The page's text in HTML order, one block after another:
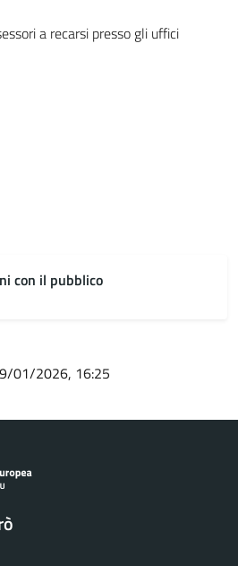
a recarsi presso gli uffici
con il pubblico
01/2026, 16:25